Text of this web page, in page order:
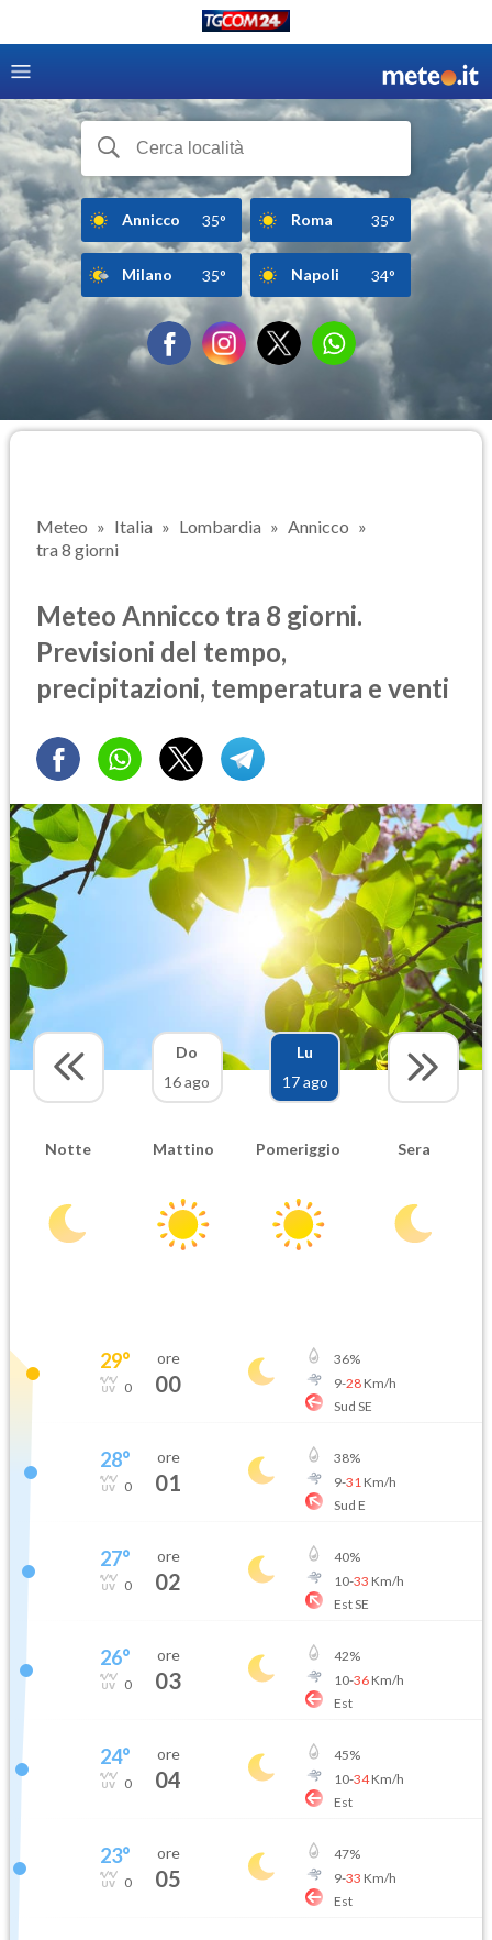
Annicco 35° Roma 35°
Milano 35° Napoli 34°
Meteo Italia Lombardia
Annicco
tra 8 giorni
Meteo Annicco tra 8 giorni.
Previsioni del tempo,
precipitazioni, temperatura e venti
Do
16 ago
Lu
17 ago
Notte Mattino Pomeriggio Sera
29°
0
ore
00
36%
9-28Km/h
Sud SE
28°
0
ore
01
38%
9-31 Km/h
Sud E
27°
0
ore
02
40%
10-33 Km/h
Est SE
26°
0
ore
03
42%
10-36Km/h
Est
24°
0
ore
04
45%
10-34Km/h
Est
23°
0
ore
05
47%
9-33 Km/h
Est